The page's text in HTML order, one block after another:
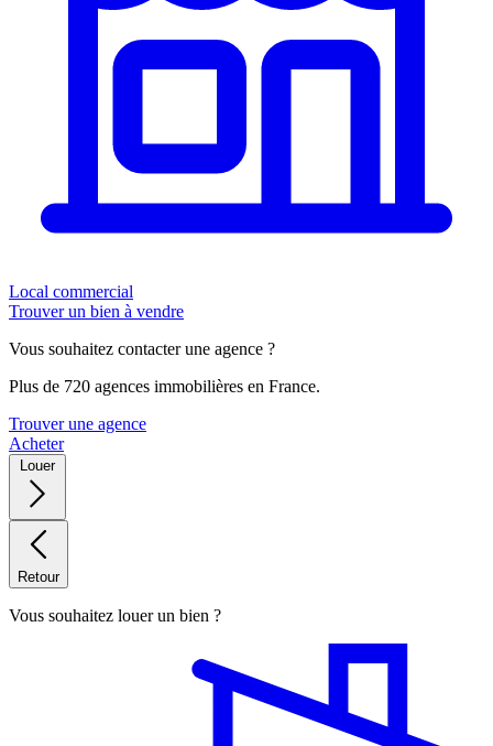
Local commercial
Trouver un bien à vendre
Vous souhaitez contacter une agence ?
Plus de 720 agences immobilières en France.
Trouver une agence
Acheter
Louer
Retour
Vous souhaitez louer un bien ?